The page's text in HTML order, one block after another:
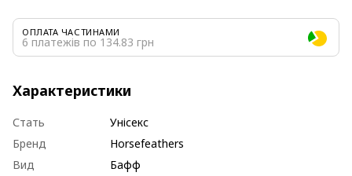
ОПЛАТА ЧАСТИНАМИ
6 платежів по 134.83 грн
Характеристики
Стать
Унісекс
Бренд
Horsefeathers
Вид
Бафф